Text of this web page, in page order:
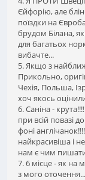
Єйфорію, але
поїздки на
брудом Білана,
для багатьох
вибачте...
5. Якщо з
Прикольно,
Чехія, Польша,
хоч якось
6. Саніна -
при всій повазі
фоні
найкрасивіша і
нам є чим
7. 6 місце - як на
з мого